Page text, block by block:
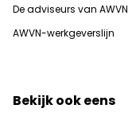
De adviseurs van AWVN
AWVN-werkgeverslijn
Bekijk ook eens